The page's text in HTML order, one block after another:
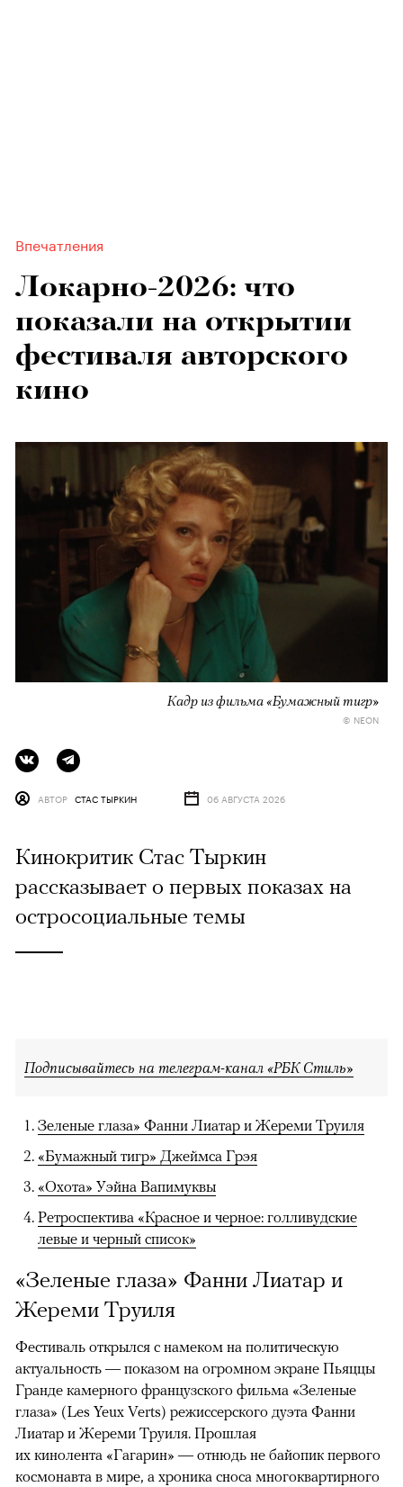
Впечатления
Локарно-2026: что
показали на открытии
фестиваля авторского
кино
Кадр из фильма «Бумажный тигр»
© NEON
АВТОР СТАС ТЫРКИН 06 АВГУСТА 2026
Кинокритик Стас Тыркин
рассказывает о первых показах на
остросоциальные темы
Подписывайтесь на телеграм-канал «РБК Стиль»
Зеленые глаза» Фанни Лиатар и Жереми Труиля
«Бумажный тигр» Джеймса Грэя
«Охота» Уэйна Вапимуквы
Ретроспектива «Красное и черное: голливудские
левые и черный список»
«Зеленые глаза» Фанни Лиатар и
Жереми Труиля
Фестиваль открылся с намеком на политическую
актуальность — показом на огромном экране Пьяццы
Гранде камерного французского фильма «Зеленые
глаза» (Les Yeux Verts) режиссерского дуэта Фанни
Лиатар и Жереми Труиля. Прошлая
их кинолента «Гагарин» — отнюдь не байопик первого
космонавта в мире, а хроника сноса многоквартирного